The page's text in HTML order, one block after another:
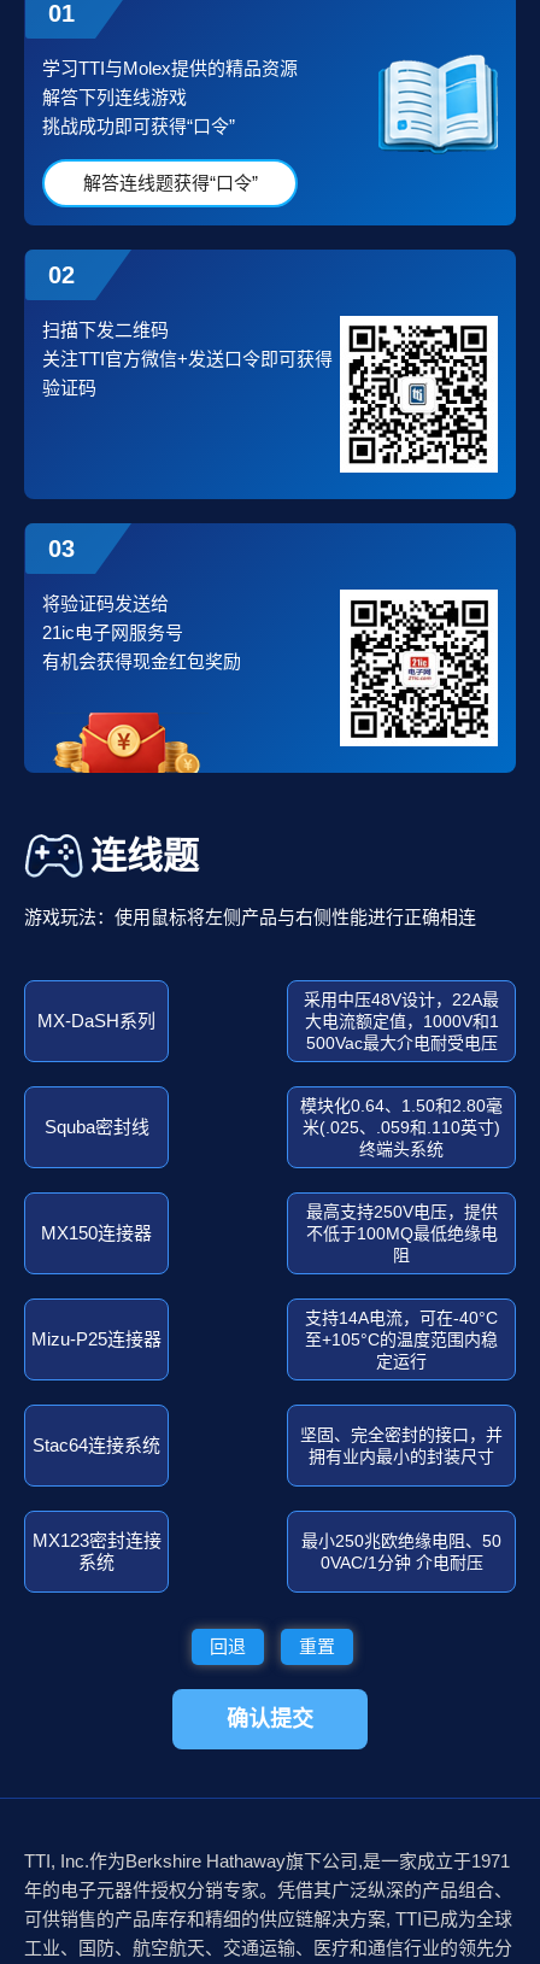
01
学习TTI与Molex提供的精品资源
解答下列连线游戏
挑战成功即可获得“口令”
解答连线题获得“口令”
02
扫描下发二维码
关注TTI官方微信+发送口令即可获得
验证码
03
将验证码发送给
21ic电子网服务号
有机会获得现金红包奖励
连线题
游戏玩法：使用鼠标将左侧产品与右侧性能进行正确相连
MX-DaSH系列
Squba密封线
MX150连接器
Mizu-P25连接器
Stac64连接系统
MX123密封连接
系统
采用中压48V设计，22A最
大电流额定值，1000V和1
500Vac最大介电耐受电压
模块化0.64、1.50和2.80毫
米(.025、.059和.110英寸)
终端头系统
最高支持250V电压，提供
不低于100MQ最低绝缘电
阻
支持14A电流，可在-40°C
至+105°C的温度范围内稳
定运行
坚固、完全密封的接口，并
拥有业内最小的封装尺寸
最小250兆欧绝缘电阻、50
0VAC/1分钟 介电耐压
回退 重置
确认提交
TTI, Inc.作为Berkshire Hathaway旗下公司,是一家成立于1971
年的电子元器件授权分销专家。凭借其广泛纵深的产品组合、
可供销售的产品库存和精细的供应链解决方案, TTI已成为全球
工业、国防、航空航天、交通运输、医疗和通信行业的领先分